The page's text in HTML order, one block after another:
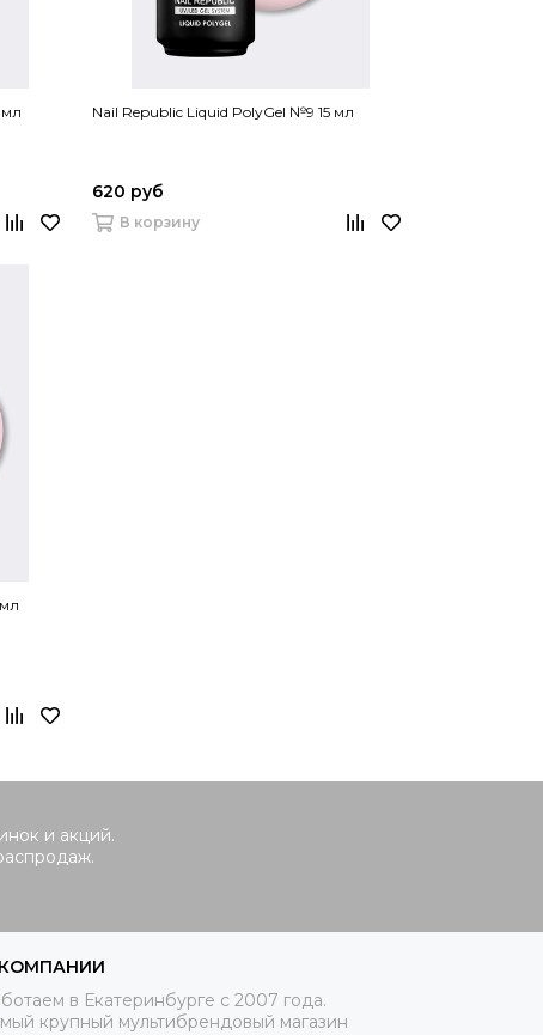
Nail Republic Liquid PolyGel №9 15 мл
620 руб
В корзину
и акций.
в Екатеринбурге с 2007 года.
крупный мультибрендовый магазин